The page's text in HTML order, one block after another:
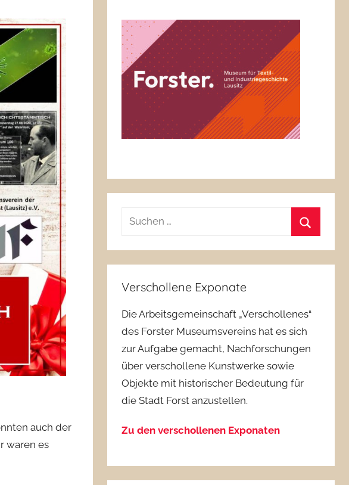
auch der
waren es
Suchen
Verschollene Exponate
Die Arbeitsgemeinschaft „Verschollenes“
des Forster Museumsvereins hat es sich
zur Aufgabe gemacht, Nachforschungen
über verschollene Kunstwerke sowie
Objekte mit historischer Bedeutung für
die Stadt Forst anzustellen.
Zu den verschollenen Exponaten